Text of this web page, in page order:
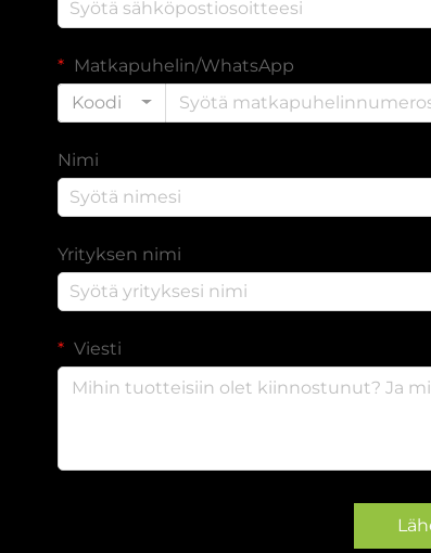
Matkapuhelin/WhatsApp
Koodi
Nimi
Yrityksen nimi
Viesti